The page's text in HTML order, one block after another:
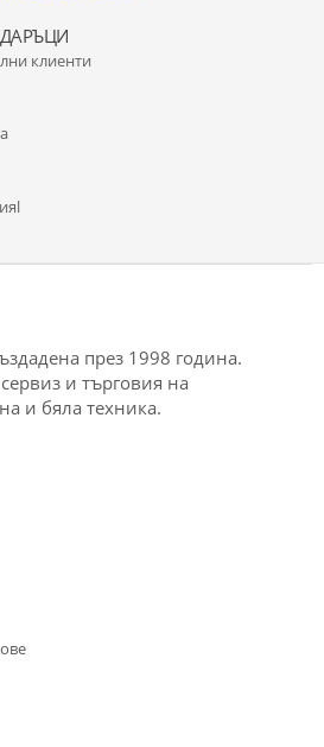
клиенти
през 1998 година.
и търговия на
и бяла техника.